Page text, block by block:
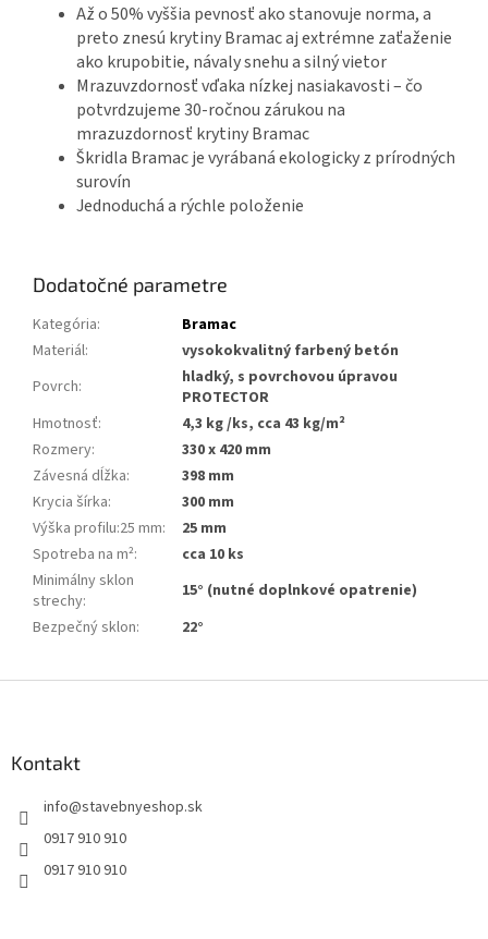
Až o 50% vyššia pevnosť ako stanovuje norma, a
preto znesú krytiny Bramac aj extrémne zaťaženie
ako krupobitie, návaly snehu a silný vietor
Mrazuvzdornosť vďaka nízkej nasiakavosti – čo
potvrdzujeme 30-ročnou zárukou na
mrazuzdornosť krytiny Bramac
Škridla Bramac je vyrábaná ekologicky z prírodných
surovín
Jednoduchá a rýchle položenie
Dodatočné parametre
Kategória:
Bramac
Materiál:
vysokokvalitný farbený betón
Povrch:
hladký, s povrchovou úpravou
PROTECTOR
Hmotnosť:
4,3 kg /ks, cca 43 kg/m²
Rozmery:
330 x 420 mm
Závesná dĺžka:
398 mm
Krycia šírka:
300 mm
Výška profilu:25 mm:
25 mm
Spotreba na m²:
cca 10 ks
Minimálny sklon
strechy:
15° (nutné doplnkové opatrenie)
Bezpečný sklon: 22°
Kontakt
info@stavebnyeshop.sk
0917 910 910
0917 910 910